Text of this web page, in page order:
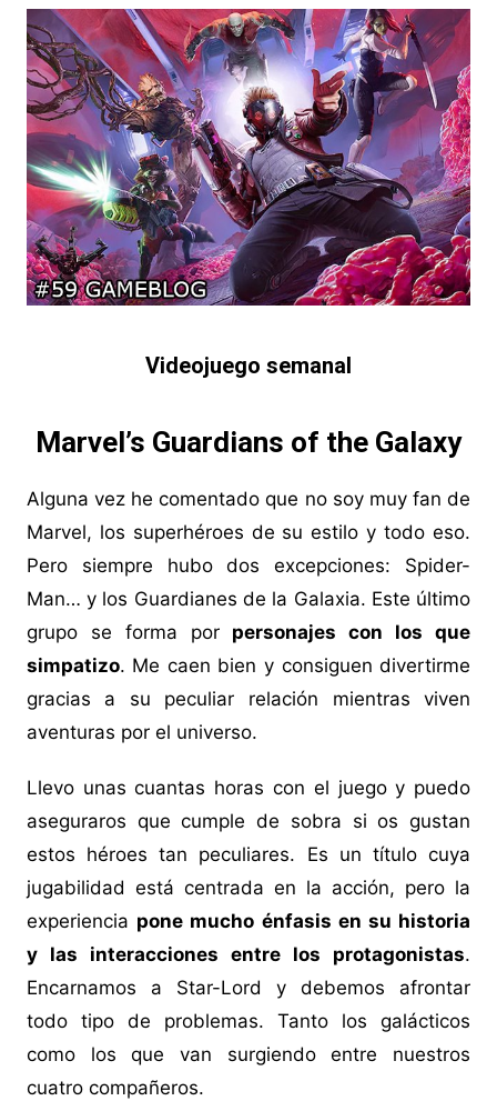
Videojuego semanal
Marvel’s Guardians of the Galaxy
Alguna vez he comentado que no soy muy fan de
Marvel, los superhéroes de su estilo y todo eso.
Pero siempre hubo dos excepciones: Spider-
Man… y los Guardianes de la Galaxia. Este último
grupo se forma por personajes con los que
simpatizo. Me caen bien y consiguen divertirme
gracias a su peculiar relación mientras viven
aventuras por el universo.
Llevo unas cuantas horas con el juego y puedo
aseguraros que cumple de sobra si os gustan
estos héroes tan peculiares. Es un título cuya
jugabilidad está centrada en la acción, pero la
experiencia pone mucho énfasis en su historia
y las interacciones entre los protagonistas.
Encarnamos a Star-Lord y debemos afrontar
todo tipo de problemas. Tanto los galácticos
como los que van surgiendo entre nuestros
cuatro compañeros.